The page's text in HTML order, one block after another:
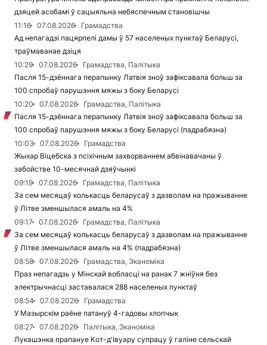
дзяцей асобамі ў сацыяльна небяспечным становішчы
11:16
07.08.2026
Грамадства
Ад непагадзі пацярпелі дамы ў 57 населеных пунктаў Беларусі,
траўмаванае дзіця
10:29
07.08.2026
Грамадства, Палітыка
Пасля 15-дзённага перапынку Латвія зноў зафіксавала больш за
100 спробаў парушэння мяжы з боку Беларусі
10:20
07.08.2026
Грамадства, Палітыка
Пасля 15-дзённага перапынку Латвія зноў зафіксавала больш за
100 спробаў парушэння мяжы з боку Беларусі (падрабязна)
10:03
07.08.2026
Грамадства
Жыхар Віцебска з псіхічным захворваннем абвінавачаны ў
забойстве 10-месячнай дзяўчынкі
09:19
07.08.2026
Грамадства, Палітыка
За сем месяцаў колькасць беларусаў з дазволам на пражыванне
ў Літве зменшылася амаль на 4%
09:17
07.08.2026
Грамадства, Палітыка
За сем месяцаў колькасць беларусаў з дазволам на пражыванне
ў Літве зменшылася амаль на 4% (падрабязна)
08:58
07.08.2026
Грамадства, Эканоміка
Праз непагадзь у Мінскай вобласці на ранак 7 жніўня без
электрычнасці заставалася 288 населеных пунктаў
08:54
07.08.2026
Грамадства
У Мазырскім раёне патануў 4-гадовы хлопчык
08:27
07.08.2026
Палітыка, Эканоміка
Лукашэнка прапануе Кот-д'Івуару супрацу ў галіне сельскай